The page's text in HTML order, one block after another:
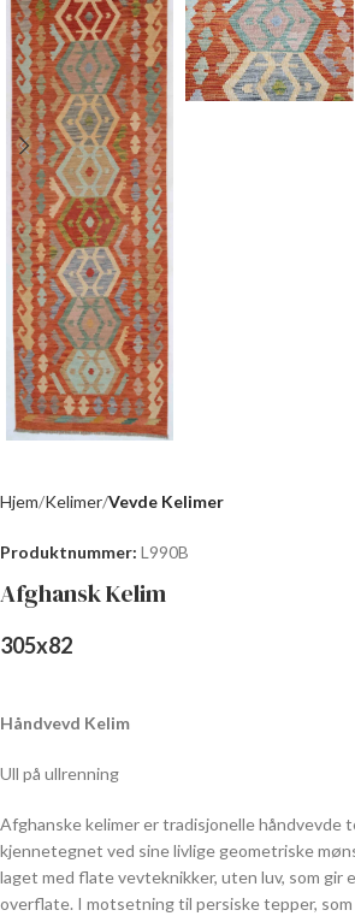
Hjem Kelimer Vevde Kelimer
Produktnummer: L990B
Afghansk Kelim
305x82
Håndvevd Kelim
Ull på ullrenning
Afghanske kelimer er tradisjonelle håndvevde
kjennetegnet ved sine livlige geometriske
laget med flate vevteknikker, uten luv, som gir
overflate. I motsetning til persiske tepper,